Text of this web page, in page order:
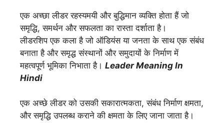
एक अच्छा लीडर रहस्यमयी और बुद्धिमान व्यक्ति होता हैं जो
समृद्धि, समर्थन और सफलता का रास्ता दर्शाता है।
लीडरशिप एक कला है जो ऑडियंस या जनता के साथ एक संबंध
बनाता है और समृद्ध संस्थानों और समुदायों के निर्माण में
महत्वपूर्ण भूमिका निभाता है। Leader Meaning In
Hindi
एक अच्छे लीडर को उसकी सकारात्मकता, संबंध निर्माण क्षमता,
और समृद्धि उपलब्ध कराने की क्षमता के लिए जाना जाता है।